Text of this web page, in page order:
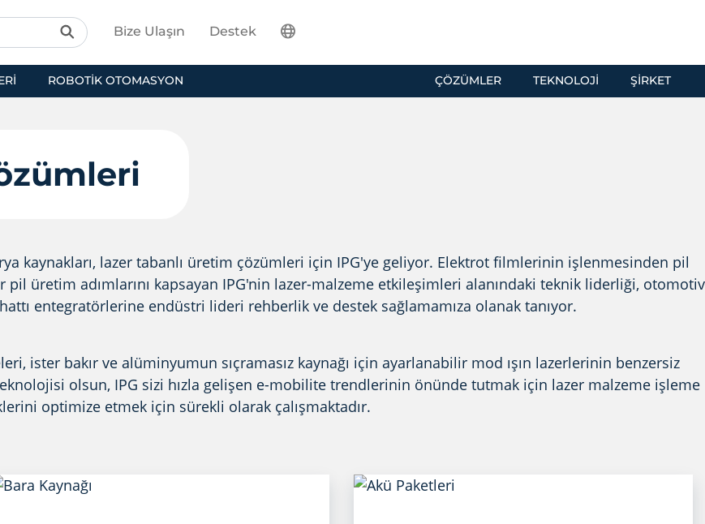
ROBOTIK OTOMASYON ÇÖZÜMLER TEKNOLOJI ŞIRKET
Bize Ulaşın Destek
kaynakları, lazer tabanlı üretim çözümleri için IPG'ye geliyor. Elektrot filmlerinin işlenmesinden pil
üretim adımlarını kapsayan IPG'nin lazer-malzeme etkileşimleri alanındaki teknik liderliği, otomotiv
entegratörlerine endüstri lideri rehberlik ve destek sağlamamıza olanak tanıyor.
ister bakır ve alüminyumun sıçramasız kaynağı için ayarlanabilir mod ışın lazerlerinin benzersiz
olsun, IPG sizi hızla gelişen e-mobilite trendlerinin önünde tutmak için lazer malzeme işleme
optimize etmek için sürekli olarak çalışmaktadır.